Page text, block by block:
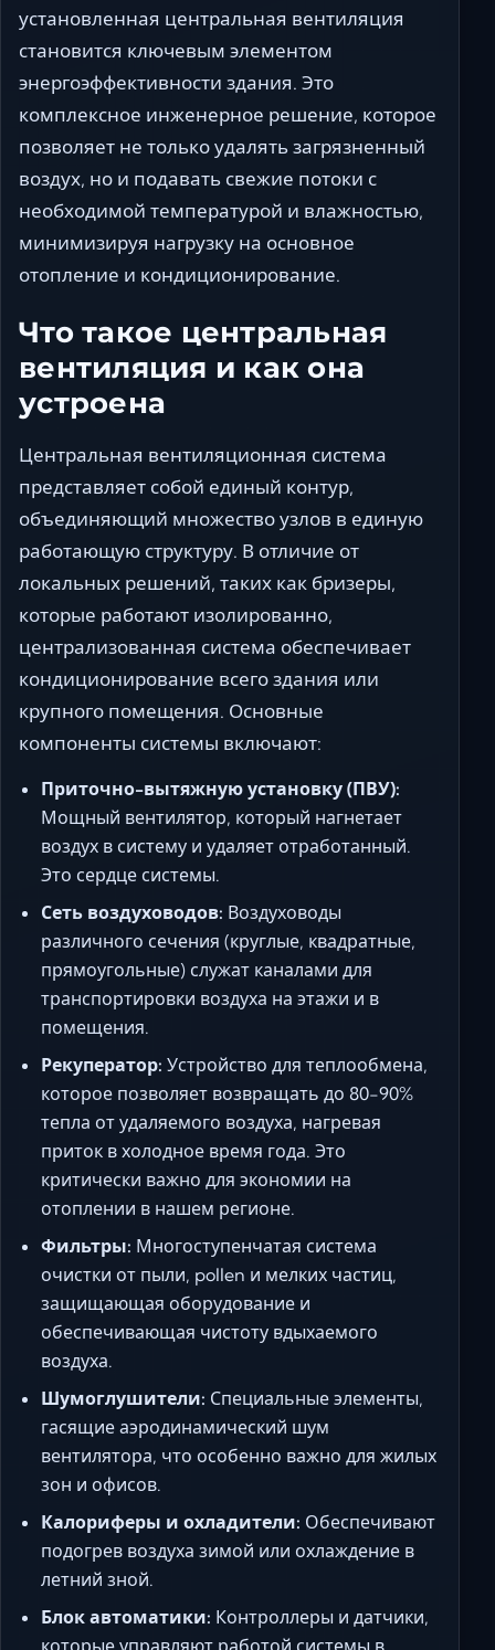
установленная центральная вентиляция
становится ключевым элементом
энергоэффективности здания. Это
комплексное инженерное решение, которое
позволяет не только удалять загрязненный
воздух, но и подавать свежие потоки с
необходимой температурой и влажностью,
минимизируя нагрузку на основное
отопление и кондиционирование.
Что такое центральная
вентиляция и как она
устроена
Центральная вентиляционная система
представляет собой единый контур,
объединяющий множество узлов в единую
работающую структуру. В отличие от
локальных решений, таких как бризеры,
которые работают изолированно,
централизованная система обеспечивает
кондиционирование всего здания или
крупного помещения. Основные
компоненты системы включают:
Приточно-вытяжную установку (ПВУ):
Мощный вентилятор, который нагнетает
воздух в систему и удаляет отработанный.
Это сердце системы.
Сеть воздуховодов: Воздуховоды
различного сечения (круглые, квадратные,
прямоугольные) служат каналами для
транспортировки воздуха на этажи и в
помещения.
Рекуператор: Устройство для теплообмена,
которое позволяет возвращать до 80-90%
тепла от удаляемого воздуха, нагревая
приток в холодное время года. Это
критически важно для экономии на
отоплении в нашем регионе.
Фильтры: Многоступенчатая система
очистки от пыли, pollen и мелких частиц,
защищающая оборудование и
обеспечивающая чистоту вдыхаемого
воздуха.
Шумоглушители: Специальные элементы,
гасящие аэродинамический шум
вентилятора, что особенно важно для жилых
зон и офисов.
Калориферы и охладители: Обеспечивают
подогрев воздуха зимой или охлаждение в
летний зной.
Блок автоматики: Контроллеры и датчики,